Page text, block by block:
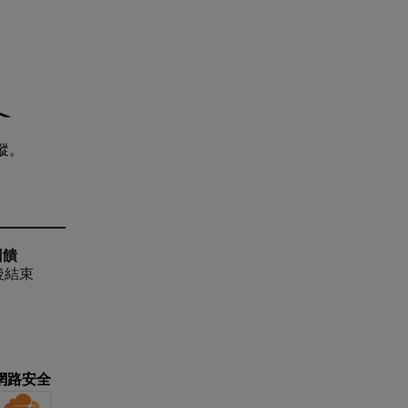
饋
結束
路安全